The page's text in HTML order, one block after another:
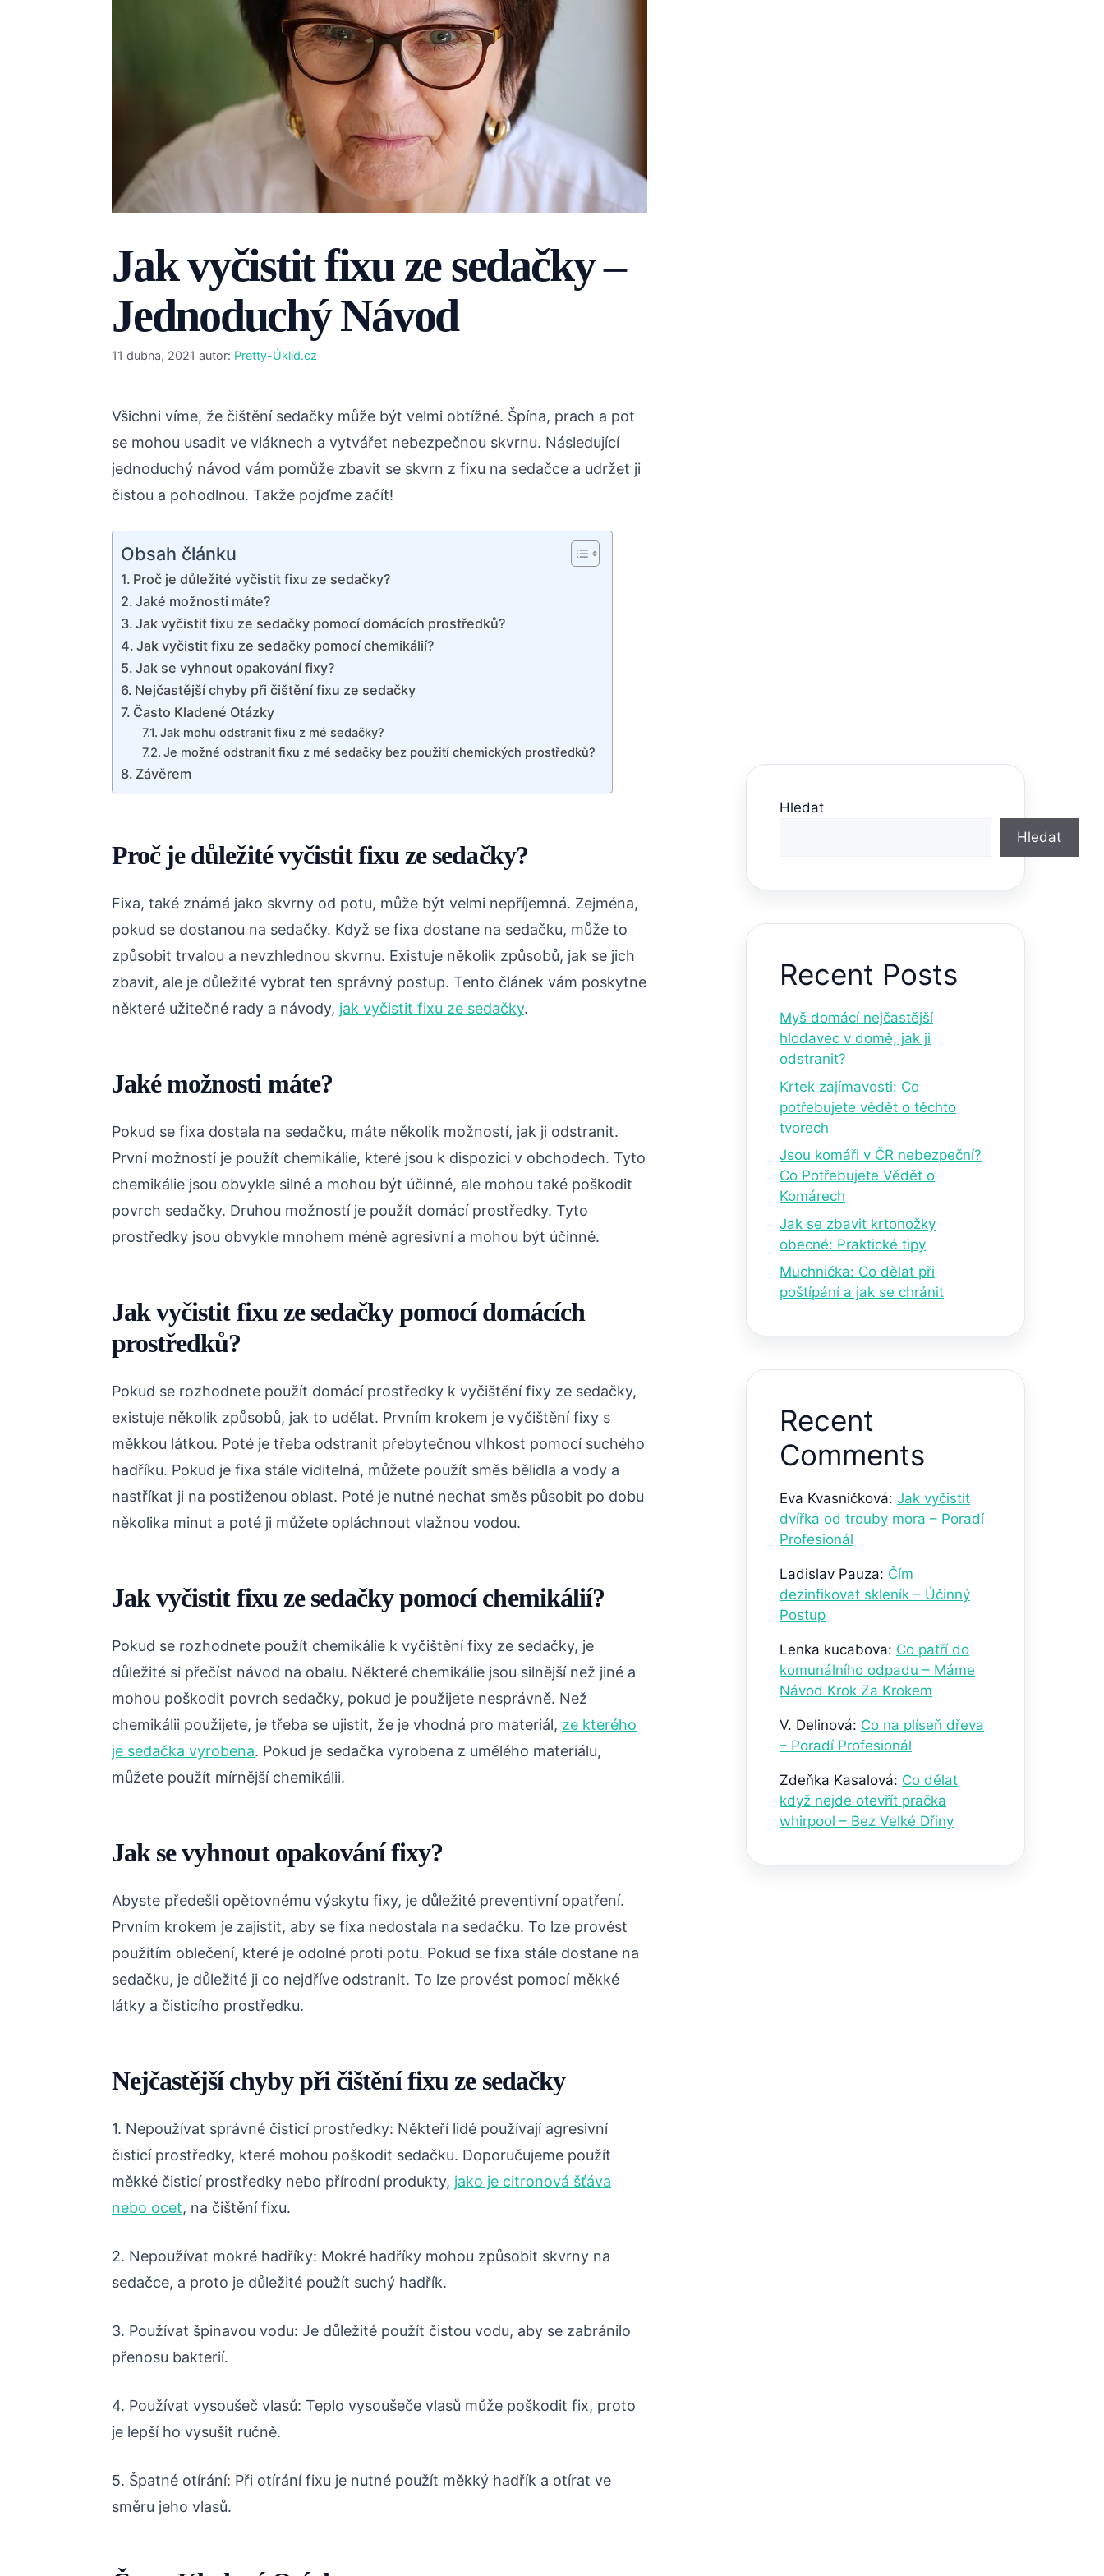
Jak vyčistit fixu ze sedačky –
Jednoduchý Návod
11 dubna, 2021 autor: Pretty-Úklid.cz
Všichni víme, že čištění sedačky může být velmi obtížné. Špína, prach a pot
se mohou usadit ve vláknech a vytvářet nebezpečnou skvrnu. Následující
jednoduchý návod vám pomůže zbavit se skvrn z fixu na sedačce a udržet ji
čistou a pohodlnou. Takže pojďme začít!
Obsah článku
Proč je důležité vyčistit fixu ze sedačky?
Jaké možnosti máte?
Jak vyčistit fixu ze sedačky pomocí domácích prostředků?
Jak vyčistit fixu ze sedačky pomocí chemikálií?
Jak se vyhnout opakování fixy?
Nejčastější chyby při čištění fixu ze sedačky
Často Kladené Otázky
Jak mohu odstranit fixu z mé sedačky?
Je možné odstranit fixu z mé sedačky bez použití chemických prostředků?
Závěrem
Proč je důležité vyčistit fixu ze sedačky?
Fixa, také známá jako skvrny od potu, může být velmi nepříjemná. Zejména,
pokud se dostanou na sedačky. Když se fixa dostane na sedačku, může to
způsobit trvalou a nevzhlednou skvrnu. Existuje několik způsobů, jak se jich
zbavit, ale je důležité vybrat ten správný postup. Tento článek vám poskytne
některé užitečné rady a návody, jak vyčistit fixu ze sedačky.
Jaké možnosti máte?
Pokud se fixa dostala na sedačku, máte několik možností, jak ji odstranit.
První možností je použít chemikálie, které jsou k dispozici v obchodech. Tyto
chemikálie jsou obvykle silné a mohou být účinné, ale mohou také poškodit
povrch sedačky. Druhou možností je použít domácí prostředky. Tyto
prostředky jsou obvykle mnohem méně agresivní a mohou být účinné.
Jak vyčistit fixu ze sedačky pomocí domácích
prostředků?
Pokud se rozhodnete použít domácí prostředky k vyčištění fixy ze sedačky,
existuje několik způsobů, jak to udělat. Prvním krokem je vyčištění fixy s
měkkou látkou. Poté je třeba odstranit přebytečnou vlhkost pomocí suchého
hadříku. Pokud je fixa stále viditelná, můžete použít směs bělidla a vody a
nastříkat ji na postiženou oblast. Poté je nutné nechat směs působit po dobu
několika minut a poté ji můžete opláchnout vlažnou vodou.
Jak vyčistit fixu ze sedačky pomocí chemikálií?
Pokud se rozhodnete použít chemikálie k vyčištění fixy ze sedačky, je
důležité si přečíst návod na obalu. Některé chemikálie jsou silnější než jiné a
mohou poškodit povrch sedačky, pokud je použijete nesprávně. Než
chemikálii použijete, je třeba se ujistit, že je vhodná pro materiál, ze kterého
je sedačka vyrobena. Pokud je sedačka vyrobena z umělého materiálu,
můžete použít mírnější chemikálii.
Jak se vyhnout opakování fixy?
Abyste předešli opětovnému výskytu fixy, je důležité preventivní opatření.
Prvním krokem je zajistit, aby se fixa nedostala na sedačku. To lze provést
použitím oblečení, které je odolné proti potu. Pokud se fixa stále dostane na
sedačku, je důležité ji co nejdříve odstranit. To lze provést pomocí měkké
látky a čisticího prostředku.
Nejčastější chyby při čištění fixu ze sedačky
1. Nepoužívat správné čisticí prostředky: Někteří lidé používají agresivní
čisticí prostředky, které mohou poškodit sedačku. Doporučujeme použít
měkké čisticí prostředky nebo přírodní produkty, jako je citronová šťáva
nebo ocet, na čištění fixu.
2. Nepoužívat mokré hadříky: Mokré hadříky mohou způsobit skvrny na
sedačce, a proto je důležité použít suchý hadřík.
3. Používat špinavou vodu: Je důležité použít čistou vodu, aby se zabránilo
přenosu bakterií.
4. Používat vysoušeč vlasů: Teplo vysoušeče vlasů může poškodit fix, proto
je lepší ho vysušit ručně.
5. Špatné otírání: Při otírání fixu je nutné použít měkký hadřík a otírat ve
směru jeho vlasů.
Hledat
Hledat
Recent Posts
Myš domácí nejčastější
hlodavec v domě, jak ji
odstranit?
Krtek zajímavosti: Co
potřebujete vědět o těchto
tvorech
Jsou komáři v ČR nebezpeční?
Co Potřebujete Vědět o
Komárech
Jak se zbavit krtonožky
obecné: Praktické tipy
Muchnička: Co dělat při
poštípání a jak se chránit
Recent
Comments
Eva Kvasničková: Jak vyčistit
dvířka od trouby mora – Poradí
Profesionál
Ladislav Pauza: Čím
dezinfikovat skleník – Účinný
Postup
Lenka kucabova: Co patří do
komunálního odpadu – Máme
Návod Krok Za Krokem
V. Delinová: Co na plíseň dřeva
– Poradí Profesionál
Zdeňka Kasalová: Co dělat
když nejde otevřít pračka
whirpool – Bez Velké Dřiny